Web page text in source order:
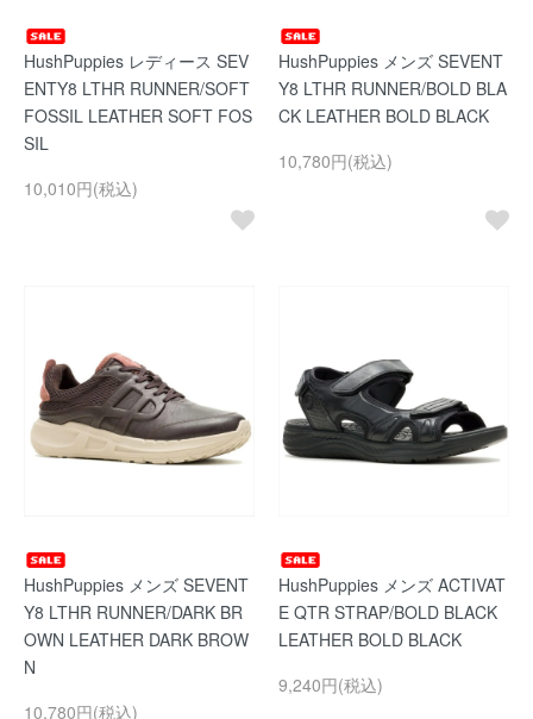
HushPuppies レディース SEV
ENTY8 LTHR RUNNER/SOFT
FOSSIL LEATHER SOFT FOS
SIL
10,010円(税込)
HushPuppies メンズ SEVENT
Y8 LTHR RUNNER/BOLD BLA
CK LEATHER BOLD BLACK
10,780円(税込)
HushPuppies メンズ SEVENT
Y8 LTHR RUNNER/DARK BR
OWN LEATHER DARK BROW
N
10,780円(税込)
HushPuppies メンズ ACTIVAT
E QTR STRAP/BOLD BLACK
LEATHER BOLD BLACK
9,240円(税込)